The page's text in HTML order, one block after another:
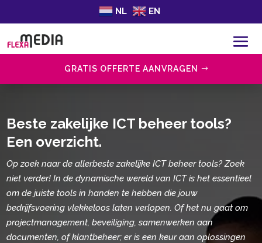
NL EN
GRATIS OFFERTE AANVRAGEN
Beste zakelijke ICT beheer tools?
Een overzicht.​
Op zoek naar de allerbeste zakelijke ICT beheer tools? Zoek
niet verder! In de dynamische wereld van ICT is het essentieel
om de juiste tools in handen te hebben die jouw
bedrijfsvoering vlekkeloos laten verlopen. Of het nu gaat om
projectmanagement, beveiliging, samenwerken aan
documenten, of klantbeheer; er is een keur aan oplossingen